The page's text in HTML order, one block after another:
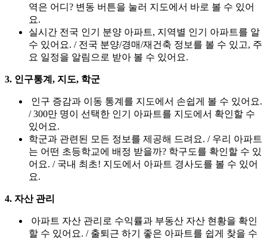
역은 어디? 변동 버튼을 눌러 지도에서 바로 볼 수 있어
요.
실시간 전국 인기 분양 아파트, 지역별 인기 아파트를 알
수 있어요. / 전국 분양/경매/재건축 정보를 볼 수 있고, 주
요 일정을 알림으로 받아 볼 수 있어요.
3. 인구통계, 지도, 학군
인구 증감과 이동 통계를 지도에서 손쉽게 볼 수 있어요.
/ 300만 명이 선택한 인기 아파트를 지도에서 확인할 수
있어요.
학군과 관련된 모든 정보를 제공해 드려요. / 우리 아파트
는 어떤 초등학교에 배정 받을까? 학구도를 확인할 수 있
어요. / 국내 최초! 지도에서 아파트 경사도를 볼 수 있어
요.
4. 자산 관리
아파트 자산 관리로 수익률과 부동산 자산 현황을 확인
할 수 있어요. / 출퇴근 하기 좋은 아파트를 쉽게 찾을 수